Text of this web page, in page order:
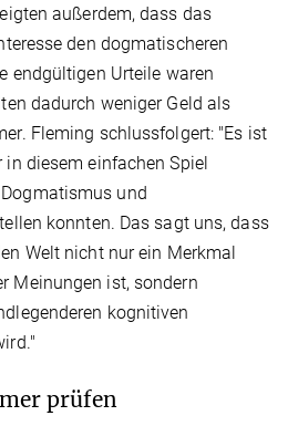
außerdem, dass das
den dogmatischeren
endgültigen Urteile waren
dadurch weniger Geld als
Fleming schlussfolgert: "Es ist
diesem einfachen Spiel
und
konnten. Das sagt uns, dass
Welt nicht nur ein Merkmal
Meinungen ist, sondern
kognitiven
prüfen